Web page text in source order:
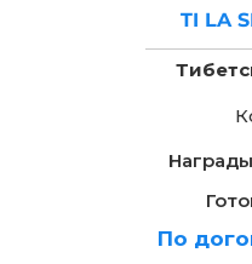
TI LA
По